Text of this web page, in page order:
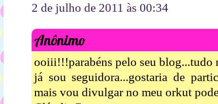
2 de julho de 2011 às 00:34
Anônimo
ooiii!!!parabéns pelo seu
já sou seguidora...gostaria de
mais vou divulgar no meu orkut